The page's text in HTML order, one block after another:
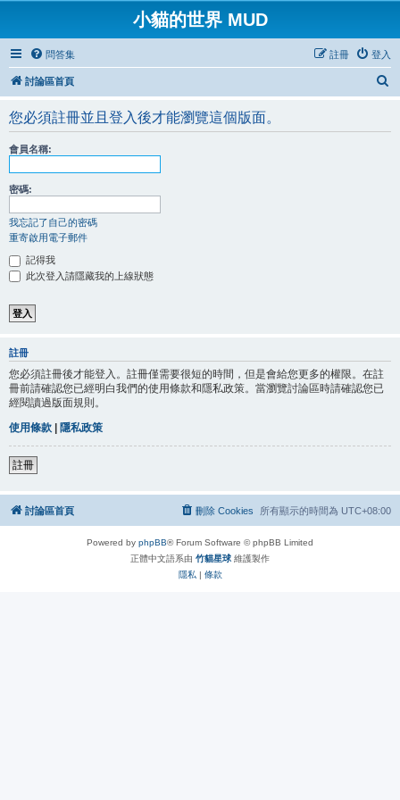
小貓的世界 MUD
問答集 登入
註冊
討論區首頁
您必須註冊並且登入後才能瀏覽這個版面。
會員名稱:
密碼:
我忘記了自己的密碼
重寄啟用電子郵件
記得我
此次登入請隱藏我的上線狀態
註冊
您必須註冊後才能登入。註冊僅需要很短的時間，但是會給您更多的權限。在註
冊前請確認您已經明白我們的使用條款和隱私政策。當瀏覽討論區時請確認您已
經閱讀過版面規則。
使用條款 | 隱私政策
註冊
討論區首頁 所有顯示的時間為 UTC+08:00
刪除 Cookies
Powered by phpBB® Forum Software © phpBB Limited
正體中文語系由 竹貓星球 維護製作
隱私 | 條款